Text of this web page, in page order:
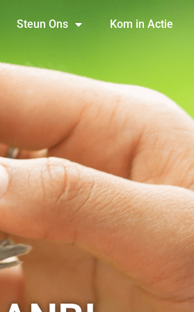
Steun Ons Kom in Actie